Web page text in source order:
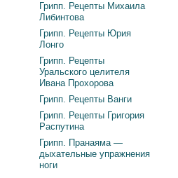
Грипп. Рецепты Михаила
Либинтова
Грипп. Рецепты Юрия
Лонго
Грипп. Рецепты
Уральского целителя
Ивана Прохорова
Грипп. Рецепты Ванги
Грипп. Рецепты Григория
Распутина
Грипп. Пранаяма —
дыхательные упражнения
ноги